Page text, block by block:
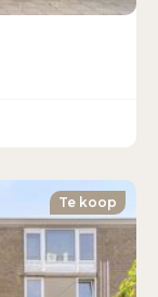
Te koop